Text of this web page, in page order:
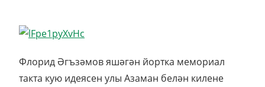
Флорид Әгъзәмов яшәгән йортка мемориал
такта кую идеясен улы Азаман белән килене